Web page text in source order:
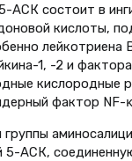
АСК состоит в
кислоты,
1, -2 и
кислородные
фактор
5-АСК,